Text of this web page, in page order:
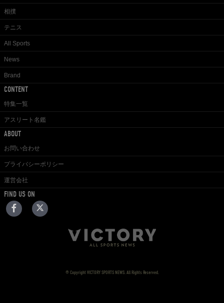
相撲
テニス
All Sports
News
Brand
CONTENT
特集一覧
アスリート名鑑
ABOUT
お問い合わせ
プライバシーポリシー
運営会社
FIND US ON
© Copyright VICTORY SPORTS NEWS. All Rights Reserved.